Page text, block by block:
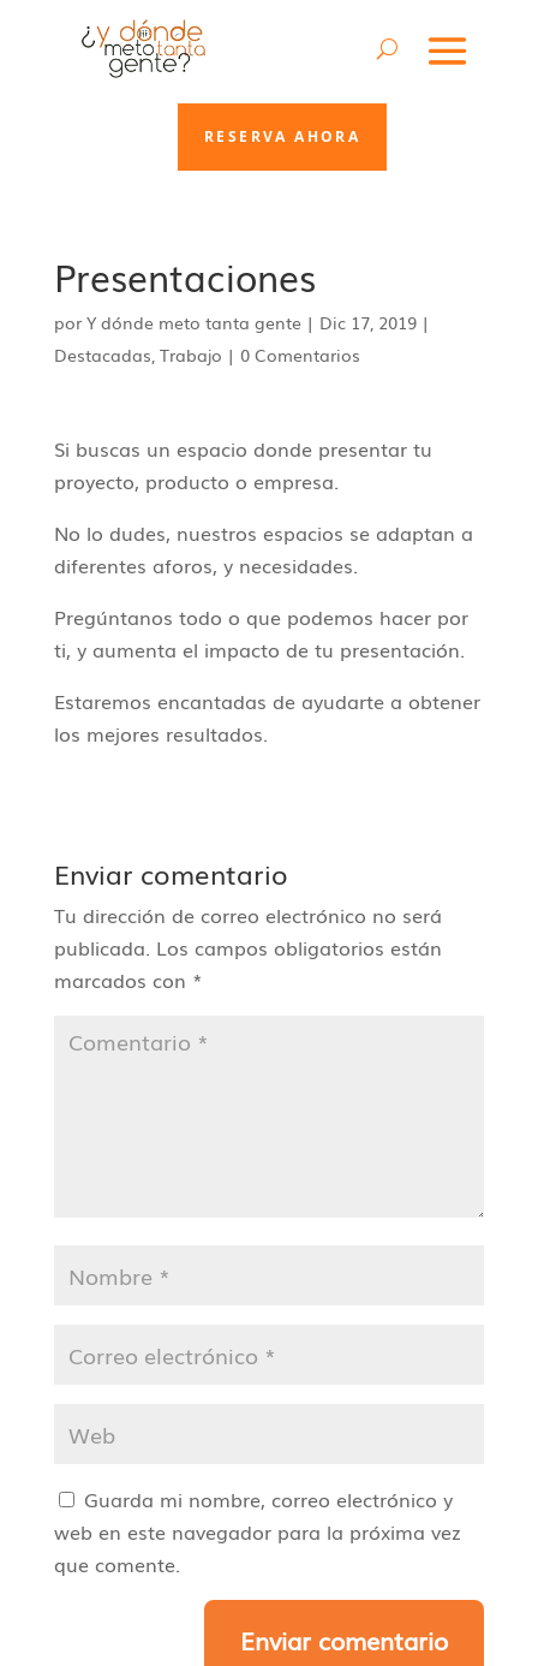
RESERVA AHORA
Presentaciones
por Y dónde meto tanta gente| Dic 17, 2019|
Destacadas Trabajo | 0 Comentarios
Si buscas un espacio donde presentar tu
proyecto, producto o empresa.
No lo dudes, nuestros espacios se adaptan a
diferentes aforos, y necesidades.
Pregúntanos todo o que podemos hacer por
ti, y aumenta el impacto de tu presentación.
Estaremos encantadas de ayudarte a obtener
los mejores resultados.
Enviar comentario
Tu dirección de correo electrónico no será
publicada. Los campos obligatorios están
marcados con *
Guarda mi nombre, correo electrónico y
web en este navegador para la próxima vez
que comente.